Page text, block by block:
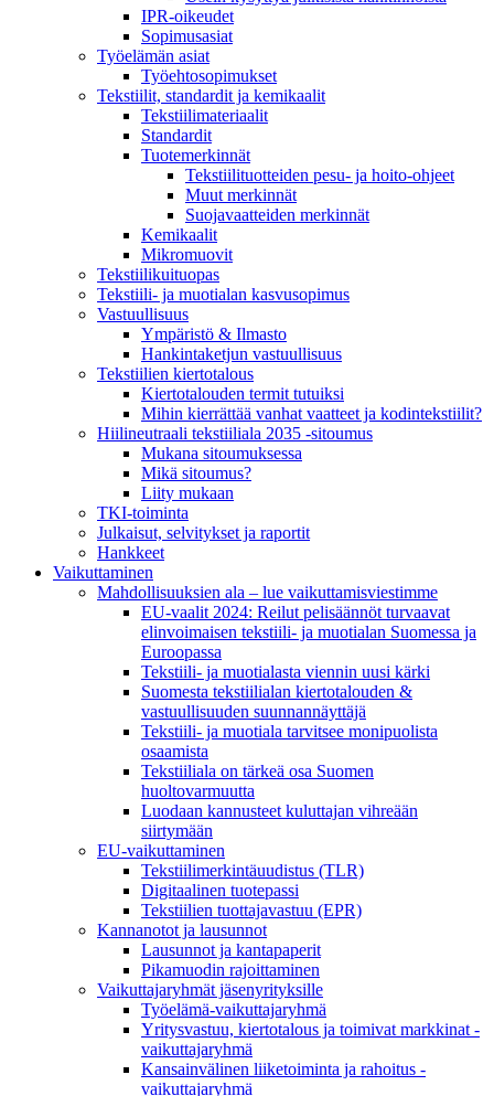
IPR-oikeudet
Sopimusasiat
Työelämän asiat
Työehto­sopimukset
Tekstiilit, standardit ja kemikaalit
Tekstiilimateriaalit
Standardit
Tuotemerkinnät
Tekstiilituotteiden pesu- ja hoito-ohjeet
Muut merkinnät
Suojavaatteiden merkinnät
Kemikaalit
Mikromuovit
Tekstiilikuitu­opas
Tekstiili- ja muotialan kasvusopimus
Vastuullisuus
Ympäristö & Ilmasto
Hankintaketjun vastuullisuus
Tekstiilien kiertotalous
Kiertotalouden termit tutuiksi
Mihin kierrättää vanhat vaatteet ja kodintekstiilit?
Hiilineutraali tekstiiliala 2035 -sitoumus
Mukana sitoumuksessa
Mikä sitoumus?
Liity mukaan
TKI-toiminta
Julkaisut, selvitykset ja raportit
Hankkeet
Vaikuttaminen
Mahdollisuuksien ala – lue vaikuttamis­viestimme
EU-vaalit 2024: Reilut pelisäännöt turvaavat
elinvoimaisen tekstiili- ja muotialan Suomessa ja
Euroopassa
Tekstiili- ja muotialasta viennin uusi kärki
Suomesta tekstiilialan kiertotalouden &
vastuullisuuden suunnannäyttäjä
Tekstiili- ja muotiala tarvitsee monipuolista
osaamista
Tekstiiliala on tärkeä osa Suomen
huoltovarmuutta
Luodaan kannusteet kuluttajan vihreään
siirtymään
EU-vaikuttaminen
Tekstiilimerkintäuudistus (TLR)
Digitaalinen tuotepassi
Tekstiilien tuottajavastuu (EPR)
Kannanotot ja lausunnot
Lausunnot ja kantapaperit
Pikamuodin rajoittaminen
Vaikuttajaryhmät jäsenyrityksille
Työelämä-vaikuttajaryhmä
Yritysvastuu, kiertotalous ja toimivat markkinat -
vaikuttajaryhmä
Kansainvälinen liiketoiminta ja rahoitus -
vaikuttajaryhmä